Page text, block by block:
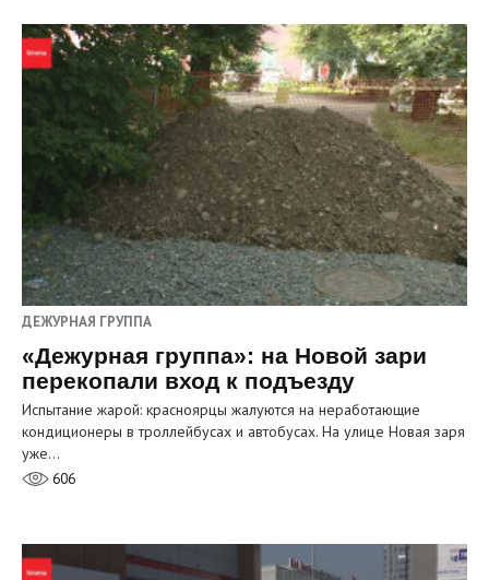
ДЕЖУРНАЯ ГРУППА
«Дежурная группа»: на Новой зари
перекопали вход к подъезду
Испытание жарой: красноярцы жалуются на неработающие
кондиционеры в троллейбусах и автобусах. На улице Новая заря
уже…
606